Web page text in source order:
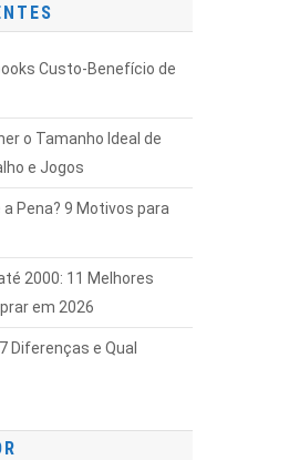
Custo-Benefício de
o Tamanho Ideal de
e Jogos
Pena? 9 Motivos para
2000: 11 Melhores
em 2026
Diferenças e Qual